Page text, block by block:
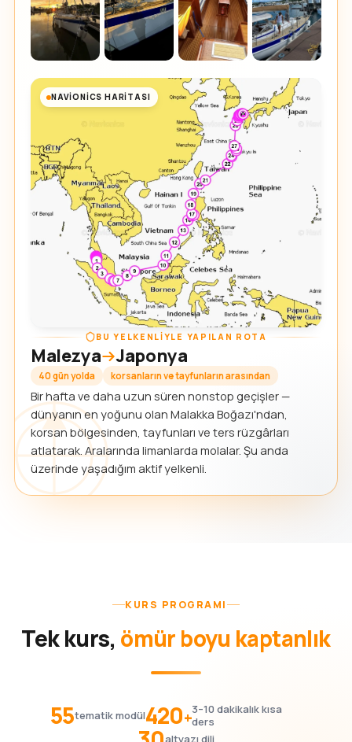
NAVIONICS HARITASI
BU YELKENLIYLE YAPILAN ROTA
Malezya Japonya
40 gün yolda korsanların ve tayfunların arasından
Bir hafta ve daha uzun süren nonstop geçişler —
dünyanın en yoğunu olan Malakka Boğazı'ndan,
korsan bölgesinden, tayfunları ve ters rüzgârları
atlatarak. Aralarında limanlarda molalar. Şu anda
üzerinde yaşadığım aktif yelkenli.
KURS PROGRAMI
Tek kurs, ömür boyu kaptanlık
55tematik modül420+3–10 dakikalık kısa
ders
altyazı dili